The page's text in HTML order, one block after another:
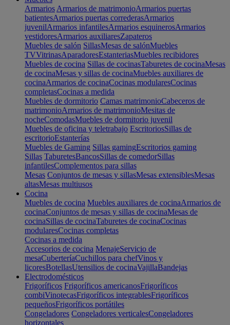
Armarios Armarios de matrimonioArmarios puertas
batientesArmarios puertas correderasArmarios
juvenilArmarios infantilesArmarios esquinerosArmarios
vestidoresArmarios auxiliaresZapateros
Muebles de salón SillasMesas de salónMuebles
TVVitrinasAparadoresEstanteriasMuebles recibidores
Muebles de cocina Sillas de cocinasTaburetes de cocinaMesas
de cocinaMesas y sillas de cocinaMuebles auxiliares de
cocinaArmarios de cocinaCocinas modularesCocinas
completasCocinas a medida
Muebles de dormitorio Camas matrimonioCabeceros de
matrimonioArmarios de matrimonioMesitas de
nocheComodasMuebles de dormitorio juvenil
Muebles de oficina y teletrabajo EscritoriosSillas de
escritorioEstanterías
Muebles de Gaming Sillas gamingEscritorios gaming
Sillas TaburetesBancosSillas de comedorSillas
infantilesComplementos para sillas
Mesas Conjuntos de mesas y sillasMesas extensiblesMesas
altasMesas multiusos
Cocina
Muebles de cocina Muebles auxiliares de cocinaArmarios de
cocinaConjuntos de mesas y sillas de cocinaMesas de
cocinaSillas de cocinaTaburetes de cocinaCocinas
modularesCocinas completas
Cocinas a medida
Accesorios de cocina MenajeServicio de
mesaCuberteríaCuchillos para chefVinos y
licoresBotellasUtensilios de cocinaVajillaBandejas
Electrodomésticos
Frigoríficos Frigoríficos americanosFrigoríficos
combiVinotecasFrigoríficos integrablesFrigoríficos
pequeñosFrigoríficos portátiles
Congeladores Congeladores verticalesCongeladores
horizontales